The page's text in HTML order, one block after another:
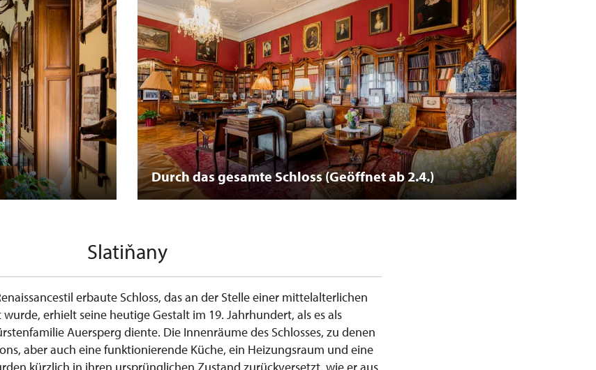
Durch das gesamte Schloss (Geöffnet ab 2.4.)
Slatiňany
erbaute Schloss, das an der Stelle einer mittelalterlichen
erhielt seine heutige Gestalt im 19. Jahrhundert, als es als
Auersperg diente. Die Innenräume des Schlosses, zu denen
aber auch eine funktionierende Küche, ein Heizungsraum und eine
kürzlich in ihren ursprünglichen Zustand zurückversetzt, wie er aus